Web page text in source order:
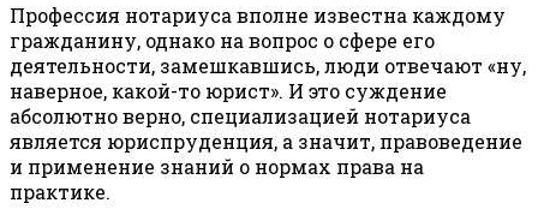
Профессия нотариуса вполне известна каждому
гражданину, однако на вопрос о сфере его
деятельности, замешкавшись, люди отвечают «ну,
наверное, какой-то юрист». И это суждение
абсолютно верно, специализацией нотариуса
является юриспруденция, а значит, правоведение
и применение знаний о нормах права на
практике.